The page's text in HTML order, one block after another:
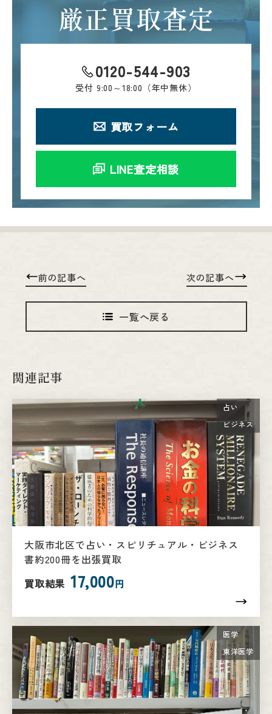
厳正買取査定
0120-544-903
受付 9:00～18:00（年中無休）
買取フォーム
LINE査定相談
前の記事へ
一覧へ戻る
次の記事へ
関連記事
占い
ビジネス
大阪市北区で占い・スピリチュアル・ビジネス
書約200冊を出張買取
買取結果 17,000円
医学
東洋医学